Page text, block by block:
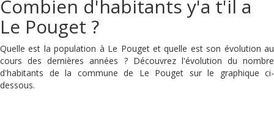
Combien d'habitants y'a t'il a
Le Pouget ?
Quelle est la population à Le Pouget et quelle est son évolution au
cours des dernières années ? Découvrez l'évolution du nombre
d'habitants de la commune de Le Pouget sur le graphique ci-
dessous.